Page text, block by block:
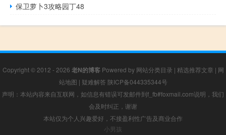
保卫萝卜3攻略园丁48
Copyright © 2012 - 2026 老N的博客Powered by 网站分类目录 | 精选推荐文章 | 网
站地图 | 疑难解答 陕ICP备044335344号
声明：本站内容来自互联网，如信息有错误可发邮件到f_fb#foxmail.com说明，我们
会及时纠正，谢谢
本站仅为个人兴趣爱好，不接盈利性广告及商业合作
小男孩